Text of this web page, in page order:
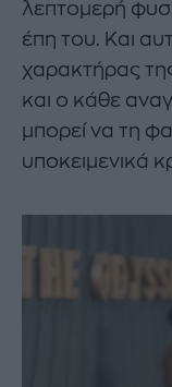
λεπτομερή
έπη του. Και
χαρακτήρας
και ο κάθε
μπορεί να τη
υποκειμενικά